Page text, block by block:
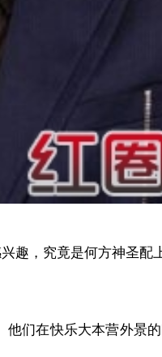
趣，究竟是何方神圣配
们在快乐大本营外景